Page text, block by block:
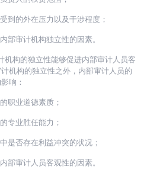
的外在压力以及干涉程度；
审计机构独立性的因素。
的独立性能够促进内部审计人员客
机构的独立性之外，内部审计人员的
响：
职业道德素质；
专业胜任能力；
否存在利益冲突的状况；
审计人员客观性的因素。